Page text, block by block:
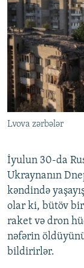
Lvova zərbələr
İyulun 30-da
Ukraynanın
kəndində
olar ki, bütöv
raket və dron
nəfərin
bildirirlər.